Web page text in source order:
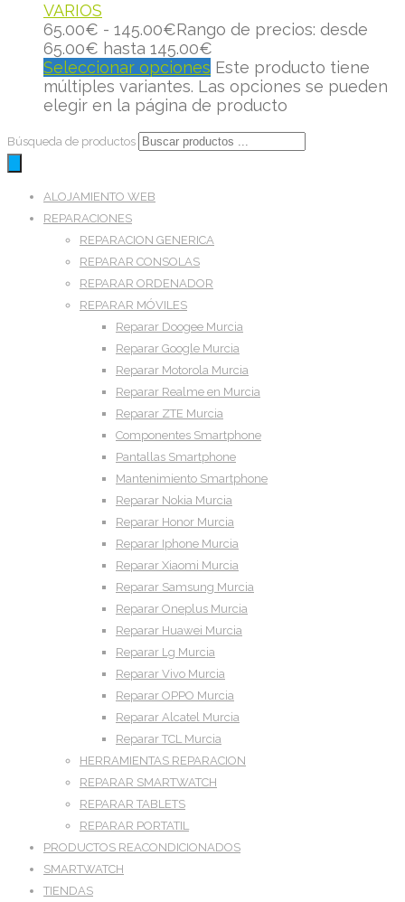
VARIOS
65.00€ - 145.00€Rango de precios: desde
65.00€ hasta 145.00€
Seleccionar opciones Este producto tiene
múltiples variantes. Las opciones se pueden
elegir en la página de producto
Búsqueda de productos
ALOJAMIENTO WEB
REPARACIONES
REPARACION GENERICA
REPARAR CONSOLAS
REPARAR ORDENADOR
REPARAR MÓVILES
Reparar Doogee Murcia
Reparar Google Murcia
Reparar Motorola Murcia
Reparar Realme en Murcia
Reparar ZTE Murcia
Componentes Smartphone
Pantallas Smartphone
Mantenimiento Smartphone
Reparar Nokia Murcia
Reparar Honor Murcia
Reparar Iphone Murcia
Reparar Xiaomi Murcia
Reparar Samsung Murcia
Reparar Oneplus Murcia
Reparar Huawei Murcia
Reparar Lg Murcia
Reparar Vivo Murcia
Reparar OPPO Murcia
Reparar Alcatel Murcia
Reparar TCL Murcia
HERRAMIENTAS REPARACION
REPARAR SMARTWATCH
REPARAR TABLETS
REPARAR PORTATIL
PRODUCTOS REACONDICIONADOS
SMARTWATCH
TIENDAS